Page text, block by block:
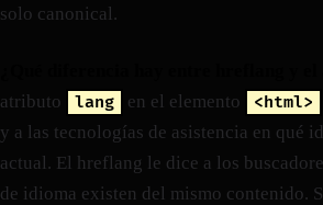
solo canonical.
atributo
lang en el elemento <html>
y a las tecnologías de asistencia en qué
actual. El hreflang le dice a los
de idioma existen del mismo contenido.